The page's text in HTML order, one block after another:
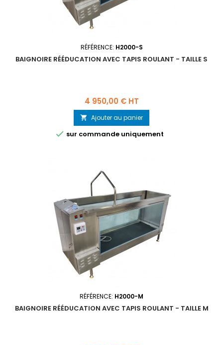
RÉFÉRENCE: H2000-S
BAIGNOIRE RÉÉDUCATION AVEC TAPIS ROULANT - TAILLE S
Prix
4 950,00 € HT
 Ajouter au panier
 sur commande uniquement
RÉFÉRENCE: H2000-M
BAIGNOIRE RÉÉDUCATION AVEC TAPIS ROULANT - TAILLE M